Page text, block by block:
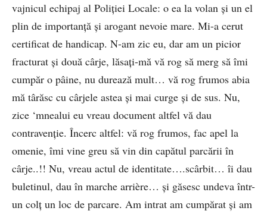
vajnicul echipaj al Poliției Locale: o ea la volan și un el
plin de importanță și arogant nevoie mare. Mi-a cerut
certificat de handicap. N-am zic eu, dar am un picior
fracturat și două cârje, lăsați-mă vă rog să merg să îmi
cumpăr o pâine, nu durează mult… vă rog frumos abia
mă târăsc cu cârjele astea și mai curge și de sus. Nu,
zice ‘mnealui eu vreau document altfel vă dau
contravenție. Încerc altfel: vă rog frumos, fac apel la
omenie, îmi vine greu să vin din capătul parcării în
cârje..!! Nu, vreau actul de identitate….scârbit… îi dau
buletinul, dau în marche arrière… și găsesc undeva într-
un colț un loc de parcare. Am intrat am cumpărat și am